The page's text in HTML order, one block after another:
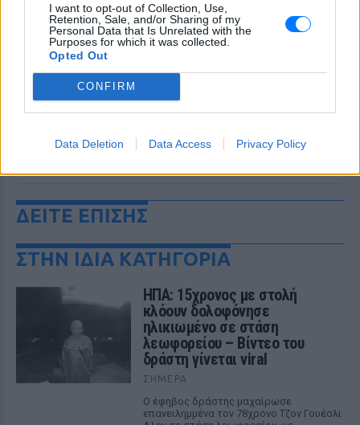
I want to opt-out of Collection, Use,
Retention, Sale, and/or Sharing of my
Personal Data that Is Unrelated with the
Purposes for which it was collected.
Opted Out
CONFIRM
Data Deletion Data Access Privacy Policy
ΔΕΙΤΕ ΕΠΙΣΗΣ
ΣΤΗΝ ΙΔΙΑ ΚΑΤΗΓΟΡΙΑ
ΗΠΑ: 15χρονος με στολή
κλόουν δολοφόνησε
ηλικιωμένο σε στάση
λεωφορείου – Βίντεο του
δράστη γίνεται viral
ΣΉΜΕΡΑ
Ο έφηβος δράστης μαχαίρωσε
επανειλημμένα τον 78χρονο Τζον Γουέσλι